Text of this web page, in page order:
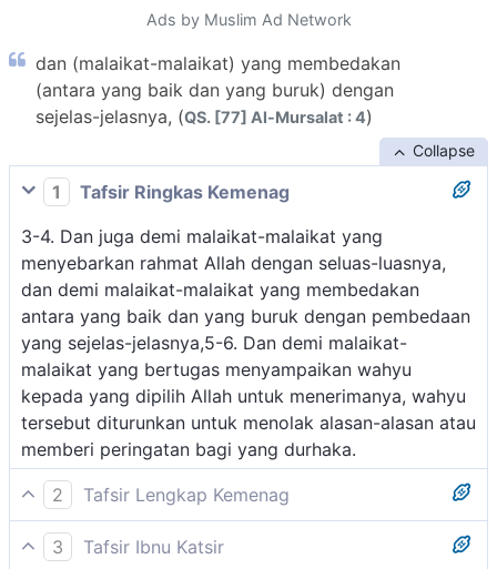
Ads by Muslim Ad Network
dan (malaikat-malaikat) yang membedakan
(antara yang baik dan yang buruk) dengan
sejelas-jelasnya, (QS. [77] Al-Mursalat : 4)
Collapse
1
Tafsir Ringkas Kemenag
3-4. Dan juga demi malaikat-malaikat yang
menyebarkan rahmat Allah dengan seluas-luasnya,
dan demi malaikat-malaikat yang membedakan
antara yang baik dan yang buruk dengan pembedaan
yang sejelas-jelasnya,5-6. Dan demi malaikat-
malaikat yang bertugas menyampaikan wahyu
kepada yang dipilih Allah untuk menerimanya, wahyu
tersebut diturunkan untuk menolak alasan-alasan atau
memberi peringatan bagi yang durhaka.
2
Tafsir Lengkap Kemenag
Allah bersumpah pula dengan para malaikat yang
3
Tafsir Ibnu Katsir